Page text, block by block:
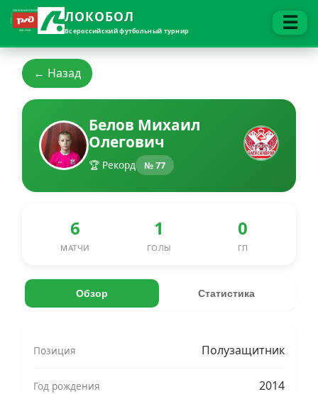
ЛОКОБОЛ
Всероссийский футбольный турнир ☰
← Назад
Белов Михаил
Олегович
🏆 Рекорд № 77
6
МАТЧИ
1
ГОЛЫ
0
ГП
Обзор Статистика
Позиция Полузащитник
Год рождения 2014